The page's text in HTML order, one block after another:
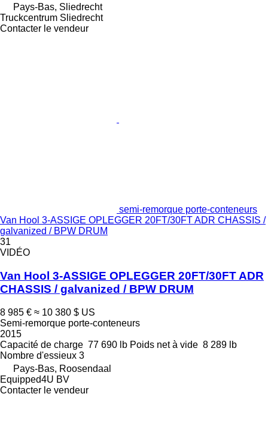
Pays-Bas, Sliedrecht
Truckcentrum Sliedrecht
Contacter le vendeur
semi-remorque porte-conteneurs
Van Hool 3-ASSIGE OPLEGGER 20FT/30FT ADR CHASSIS /
galvanized / BPW DRUM
31
VIDÉO
Van Hool 3-ASSIGE OPLEGGER 20FT/30FT ADR
CHASSIS / galvanized / BPW DRUM
8 985 € ≈ 10 380 $ US
Semi-remorque porte-conteneurs
2015
Capacité de charge 77 690 lb Poids net à vide 8 289 lb
Nombre d'essieux 3
Pays-Bas, Roosendaal
Equipped4U BV
Contacter le vendeur